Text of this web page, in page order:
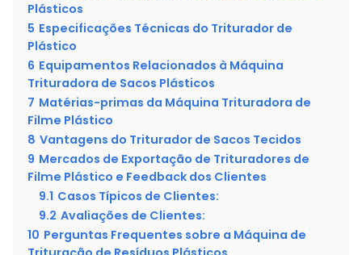
Plásticos
5 Especificações Técnicas do Triturador de
Plástico
6 Equipamentos Relacionados à Máquina
Trituradora de Sacos Plásticos
7 Matérias-primas da Máquina Trituradora de
Filme Plástico
8 Vantagens do Triturador de Sacos Tecidos
9 Mercados de Exportação de Trituradores de
Filme Plástico e Feedback dos Clientes
9.1 Casos Típicos de Clientes:
9.2 Avaliações de Clientes:
10 Perguntas Frequentes sobre a Máquina de